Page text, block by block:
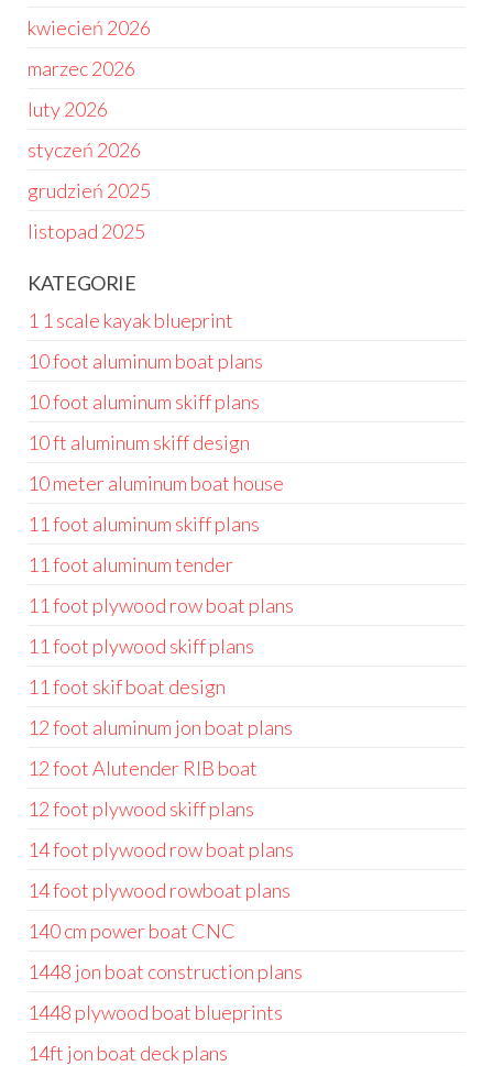
kwiecień 2026
marzec 2026
luty 2026
styczeń 2026
grudzień 2025
listopad 2025
KATEGORIE
1 1 scale kayak blueprint
10 foot aluminum boat plans
10 foot aluminum skiff plans
10 ft aluminum skiff design
10 meter aluminum boat house
11 foot aluminum skiff plans
11 foot aluminum tender
11 foot plywood row boat plans
11 foot plywood skiff plans
11 foot skif boat design
12 foot aluminum jon boat plans
12 foot Alutender RIB boat
12 foot plywood skiff plans
14 foot plywood row boat plans
14 foot plywood rowboat plans
140 cm power boat CNC
1448 jon boat construction plans
1448 plywood boat blueprints
14ft jon boat deck plans